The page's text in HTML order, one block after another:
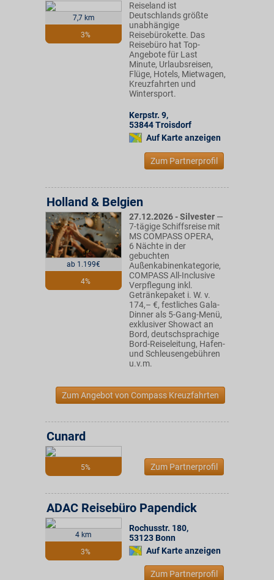
7,7 km
3%
Reiseland ist
Deutschlands größte
unabhängige
Reisebürokette. Das
Reisebüro hat Top-
Angebote für Last
Minute, Urlaubsreisen,
Flüge, Hotels, Mietwagen,
Kreuzfahrten und
Wintersport.
Kerpstr. 9,
53844Troisdorf
Auf Karte anzeigen
Zum Partnerprofil
ab 1.199€
4%
Holland & Belgien
27.12.2026 - Silvester —
7-tägige Schiffsreise mit
MS COMPASS OPERA,
6 Nächte in der
gebuchten
Außenkabinenkategorie,
COMPASS All-Inclusive
Verpflegung inkl.
Getränkepaket i. W. v.
174,– €, festliches Gala-
Dinner als 5-Gang-Menü,
exklusiver Showact an
Bord, deutschsprachige
Bord-Reiseleitung, Hafen-
und Schleusengebühren
u.v.m.
Zum Angebot von Compass Kreuzfahrten
5%
Cunard
Zum Partnerprofil
4 km
3%
ADAC Reisebüro Papendick
Rochusstr. 180,
53123 Bonn
Auf Karte anzeigen
Zum Partnerprofil